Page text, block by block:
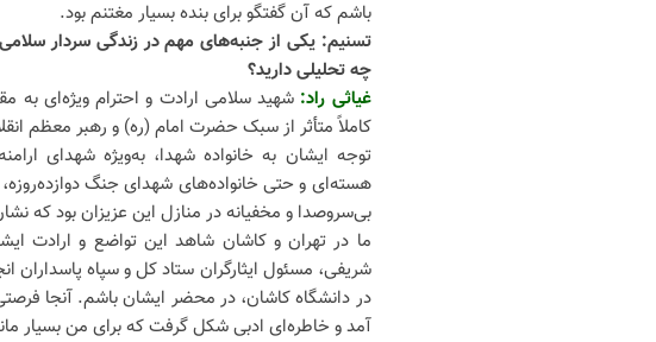
باشم که آن گفتگو برای بنده بسیار مغتنم بود.
تسنیم: یکی از جنبه‌های مهم در زندگی سردار
چه تحلیلی دارید؟
غیاثی راد: شهید سلامی ارادت و احترام ویژه‌ای به
کاملاً متأثر از سبک حضرت امام (ره) و رهبر معظم
توجه ایشان به خانواده شهدا، به‌ویژه شهدای
هسته‌ای و حتی خانواده‌های شهدای جنگ
بی‌سروصدا و مخفیانه در منازل این عزیزان بود که
ما در تهران و کاشان شاهد این تواضع و ارادت
شریفی، مسئول ایثارگران ستاد کل و سپاه پاسداران
در دانشگاه کاشان، در محضر ایشان باشم. آنجا
آمد و خاطره‌ای ادبی شکل گرفت که برای من بسیار